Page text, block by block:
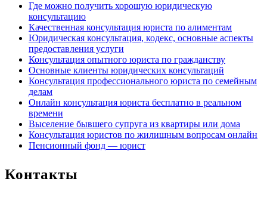
Где можно получить хорошую юридическую
консультацию
Качественная консультация юриста по алиментам
Юридическая консультация, кодекс, основные аспекты
предоставления услуги
Консультация опытного юриста по гражданству
Основные клиенты юридических консультаций
Консультация профессионального юриста по семейным
делам
Онлайн консультация юриста бесплатно в реальном
времени
Выселение бывшего супруга из квартиры или дома
Консультация юристов по жилищным вопросам онлайн
Пенсионный фонд — юрист
Контакты